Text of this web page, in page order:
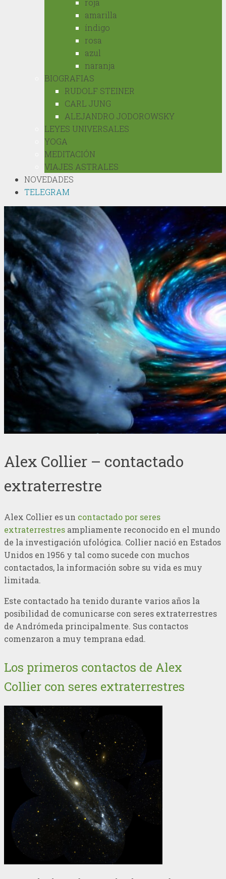
roja
amarilla
índigo
rosa
azul
naranja
BIOGRAFIAS
RUDOLF STEINER
CARL JUNG
ALEJANDRO JODOROWSKY
LEYES UNIVERSALES
YOGA
MEDITACIÓN
VIAJES ASTRALES
NOVEDADES
TELEGRAM
Alex Collier – contactado
extraterrestre
Alex Collier es un contactado por seres
extraterrestres ampliamente reconocido en el mundo
de la investigación ufológica. Collier nació en Estados
Unidos en 1956 y tal como sucede con muchos
contactados, la información sobre su vida es muy
limitada.
Este contactado ha tenido durante varios años la
posibilidad de comunicarse con seres extraterrestres
de Andrómeda principalmente. Sus contactos
comenzaron a muy temprana edad.
Los primeros contactos de Alex
Collier con seres extraterrestres